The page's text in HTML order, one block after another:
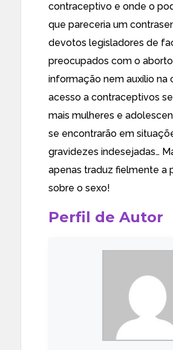
contraceptivo e onde o
que pareceria um
devotos legisladores de
preocupados com o
informação nem auxílio na
acesso a contraceptivos
mais mulheres e
se encontrarão em
gravidezes indesejadas…
apenas traduz fielmente a
sobre o sexo!
Perfil de Autor